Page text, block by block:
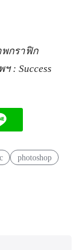
กราฟิก
ฯ : Success
photoshop